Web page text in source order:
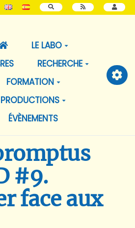
RECHERCHER
LE LABO
RECHERCHE
FORMATION
PRODUCTIONS
ÉVÈNEMENTS
#9.
face aux